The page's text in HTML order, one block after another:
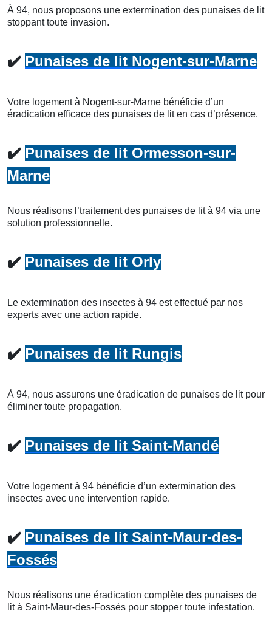
À 94, nous proposons une extermination des punaises de lit
stoppant toute invasion.
✔️ Punaises de lit Nogent-sur-Marne
Votre logement à Nogent-sur-Marne bénéficie d’un
éradication efficace des punaises de lit en cas d’présence.
✔️ Punaises de lit Ormesson-sur-
Marne
Nous réalisons l’traitement des punaises de lit à 94 via une
solution professionnelle.
✔️ Punaises de lit Orly
Le extermination des insectes à 94 est effectué par nos
experts avec une action rapide.
✔️ Punaises de lit Rungis
À 94, nous assurons une éradication de punaises de lit pour
éliminer toute propagation.
✔️ Punaises de lit Saint-Mandé
Votre logement à 94 bénéficie d’un extermination des
insectes avec une intervention rapide.
✔️ Punaises de lit Saint-Maur-des-
Fossés
Nous réalisons une éradication complète des punaises de
lit à Saint-Maur-des-Fossés pour stopper toute infestation.